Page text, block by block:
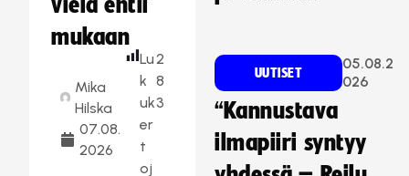
vielä ehtii
mukaan
Mika
Hilska
07.08.
2026
Lu
k
uk
er
t
oj
2
8
3
UUTISET
05.08.2
026
“Kannustava
ilmapiiri syntyy